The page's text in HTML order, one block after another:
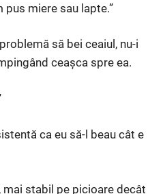
pus miere sau lapte.”
să bei ceaiul, nu-i
ceașca spre ea.
ca eu să-l beau cât e
stabil pe picioare decât